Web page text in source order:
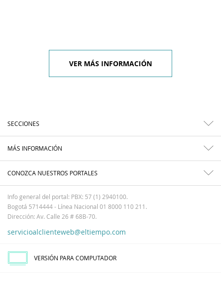
VER MÁS INFORMACIÓN
SECCIONES
MÁS INFORMACIÓN
CONOZCA NUESTROS PORTALES
Info general del portal: PBX: 57 (1) 2940100.
Bogotá 5714444 - Línea Nacional 01 8000 110 211.
Dirección: Av. Calle 26 # 68B-70.
servicioalclienteweb@eltiempo.com
VERSIÓN PARA COMPUTADOR